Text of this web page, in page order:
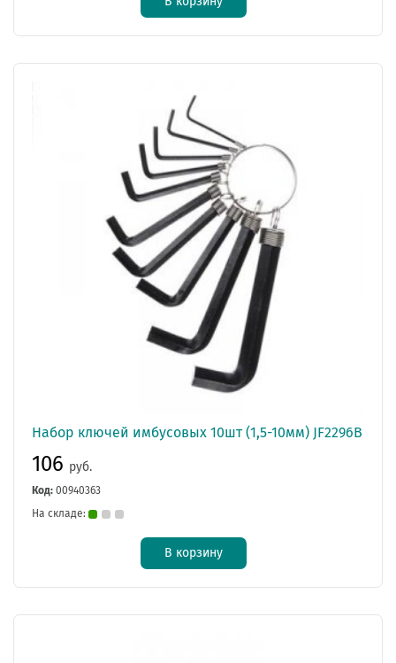
Набор ключей имбусовых 10шт (1,5-10мм) JF2296В
106 руб.
Код: 00940363
На складе:
В корзину